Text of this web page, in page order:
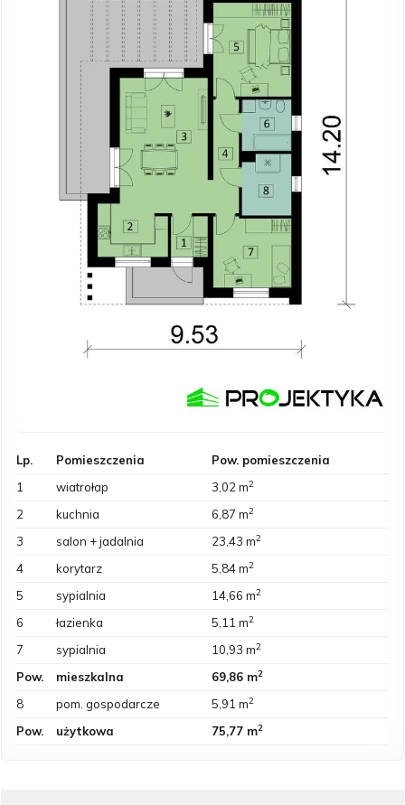
Lp. Pomieszczenia
Pow. pomieszczenia
1
wiatrołap 3,02 m2
2 kuchnia 6,87 m2
3 salon + jadalnia 23,43 m2
4 korytarz 5,84 m2
5 sypialnia 14,66 m2
6 łazienka 5,11 m2
7 sypialnia 10,93 m2
Pow. mieszkalna 69,86 m2
8 pom. gospodarcze 5,91 m2
Pow. użytkowa 75,77 m2